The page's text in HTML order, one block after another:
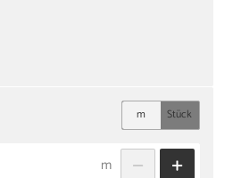
m Stück
m